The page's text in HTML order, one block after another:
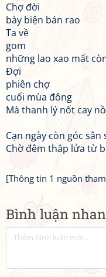
Bình luận
Chợ đời
bày biện bán rao
Ta về
gom
những lao xao mất
Đợi
phiên chợ
cuối mùa đông
Mà thanh lý nốt cay
Cạn ngày còn góc sân
Chờ đêm thắp lửa từ
[Thông tin 1 nguồn